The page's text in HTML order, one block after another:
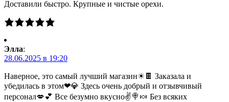
Доставили быстро. Крупные и чистые орехи.
Элла:
28.06.2025 в 19:20
Наверное, это самый лучший магазин☀🍫 Заказала и
убедилась в этом❤💎 Здесь очень добрый и отзывчивый
персонал💋💕 Все безумно вкусно✌🍭🍬 Без всяких